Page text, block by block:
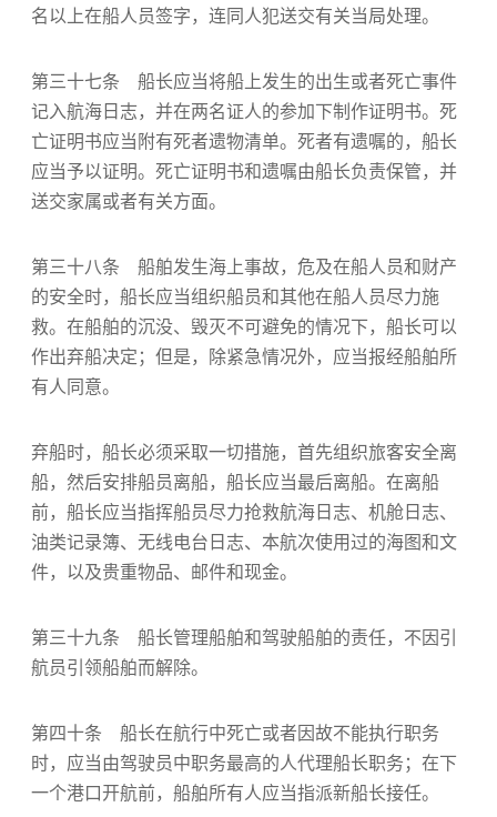
名以上在船人员签字，连同人犯送交有关当局处理。
第三十七条 船长应当将船上发生的出生或者死亡事件
记入航海日志，并在两名证人的参加下制作证明书。死
亡证明书应当附有死者遗物清单。死者有遗嘱的，船长
应当予以证明。死亡证明书和遗嘱由船长负责保管，并
送交家属或者有关方面。
第三十八条 船舶发生海上事故，危及在船人员和财产
的安全时，船长应当组织船员和其他在船人员尽力施
救。在船舶的沉没、毁灭不可避免的情况下，船长可以
作出弃船决定；但是，除紧急情况外，应当报经船舶所
有人同意。
弃船时，船长必须采取一切措施，首先组织旅客安全离
船，然后安排船员离船，船长应当最后离船。在离船
前，船长应当指挥船员尽力抢救航海日志、机舱日志、
油类记录簿、无线电台日志、本航次使用过的海图和文
件，以及贵重物品、邮件和现金。
第三十九条 船长管理船舶和驾驶船舶的责任，不因引
航员引领船舶而解除。
第四十条 船长在航行中死亡或者因故不能执行职务
时，应当由驾驶员中职务最高的人代理船长职务；在下
一个港口开航前，船舶所有人应当指派新船长接任。